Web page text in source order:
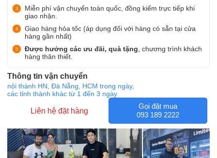
Miễn phí vận chuyển toàn quốc, đồng kiểm trực tiếp khi
giao nhận.
Giao hàng hỏa tốc (áp dụng đối với hàng có sẵn tại cửa
hàng gần nhất)
Được hưởng các ưu đãi, quà tặng , chương trình khách
hàng thân thiết.
Thông tin vận chuyển
nội thành HN, Đà Nẵng, HCM trong ngày,
các tỉnh thành khác từ 1 đến 3 ngày
Liên hệ đặt hàng
Gọi đặt mua
093 189 2222